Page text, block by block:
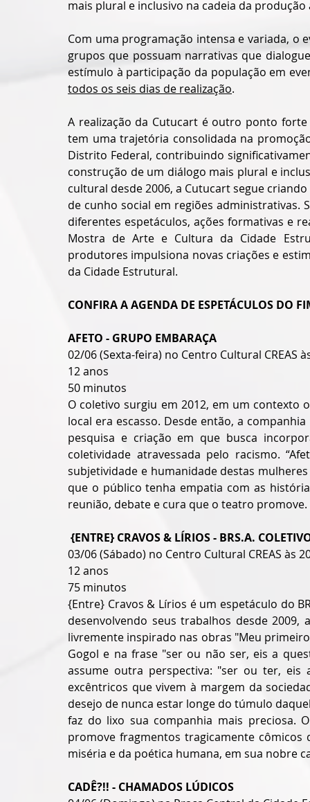
mais plural e inclusivo na cadeia da
Com uma programação intensa e variada, o
grupos que possuam narrativas que
estímulo à participação da população em
todos os seis dias de realização.
A realização da Cutucart é outro ponto
tem uma trajetória consolidada na
Distrito Federal, contribuindo
construção de um diálogo mais plural e
cultural desde 2006, a Cutucart segue
de cunho social em regiões
diferentes espetáculos, ações formativas e
Mostra de Arte e Cultura da Cidade
produtores impulsiona novas criações e
da Cidade Estrutural.
CONFIRA A AGENDA DE ESPETÁCULOS DO
AFETO - GRUPO EMBARAÇA
02/06 (Sexta-feira) no Centro Cultural CREAS
12 anos
50 minutos
O coletivo surgiu em 2012, em um contexto
local era escasso. Desde então, a
pesquisa e criação em que busca
coletividade atravessada pelo racismo.
subjetividade e humanidade destas
que o público tenha empatia com as
reunião, debate e cura que o teatro promove.
{ENTRE} CRAVOS & LÍRIOS - BRS.A.
03/06 (Sábado) no Centro Cultural CREAS às
12 anos
75 minutos
{Entre} Cravos & Lírios é um espetáculo do
desenvolvendo seus trabalhos desde
livremente inspirado nas obras "Meu
Gogol e na frase "ser ou não ser, eis a
assume outra perspectiva: "ser ou ter, eis
excêntricos que vivem à margem da
desejo de nunca estar longe do túmulo
faz do lixo sua companhia mais preciosa.
promove fragmentos tragicamente
miséria e da poética humana, em sua nobre
CADÊ?!! - CHAMADOS LÚDICOS